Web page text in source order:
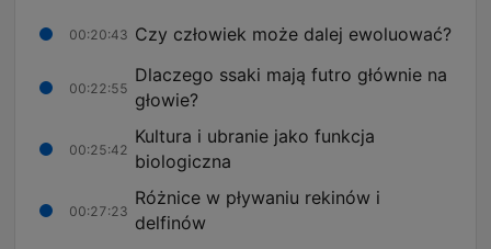
00:20:43 Czy człowiek może dalej ewoluować?
00:22:55
Dlaczego ssaki mają futro głównie na
głowie?
00:25:42
Kultura i ubranie jako funkcja
biologiczna
00:27:23
Różnice w pływaniu rekinów i
delfinów